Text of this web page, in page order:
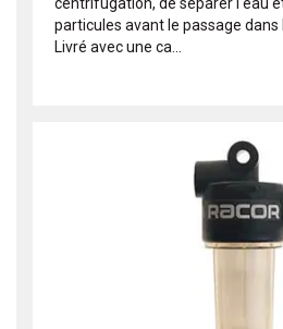
particules avant le passage
Livré avec une ca...